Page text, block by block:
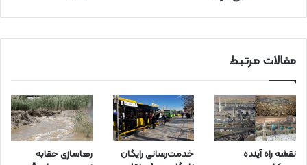
مقالات مرتبط
نقشه راه آینده
خدمت‌رسانی رایگان
رهاسازی حقابه